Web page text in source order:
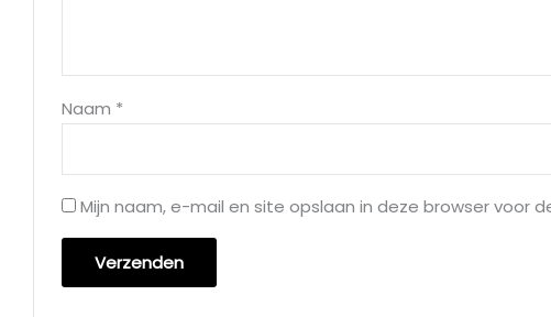
Naam *
Mijn naam, e-mail en site opslaan in deze browser voor